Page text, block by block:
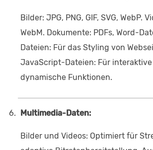
Bilder: JPG, PNG, GIF, SVG, WebP.
WebM. Dokumente: PDFs, Word-
Dateien: Für das Styling von
JavaScript-Dateien: Für
dynamische Funktionen.
Multimedia-Daten:
Bilder und Videos: Optimiert für